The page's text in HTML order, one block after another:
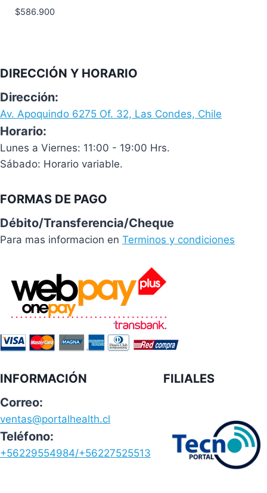
$586.900
DIRECCIÓN Y HORARIO
Dirección:
Av. Apoquindo 6275 Of. 32, Las Condes, Chile
Horario:
Lunes a Viernes: 11:00 - 19:00 Hrs.
Sábado: Horario variable.
FORMAS DE PAGO
Débito/Transferencia/Cheque
Para mas informacion en Terminos y condiciones
INFORMACIÓN
Correo:
ventas@portalhealth.cl
Teléfono:
+56229554984/+56227525513
FILIALES